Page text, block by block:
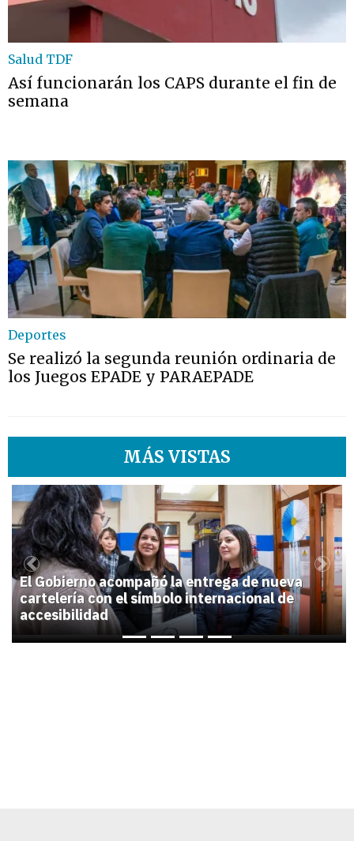
Salud TDF
Así funcionarán los CAPS durante el fin de
semana
Deportes
Se realizó la segunda reunión ordinaria de
los Juegos EPADE y PARAEPADE
MÁS VISTAS
1
El Gobierno acompañó la entrega de nueva
cartelería con el símbolo internacional de
accesibilidad
Previous Next